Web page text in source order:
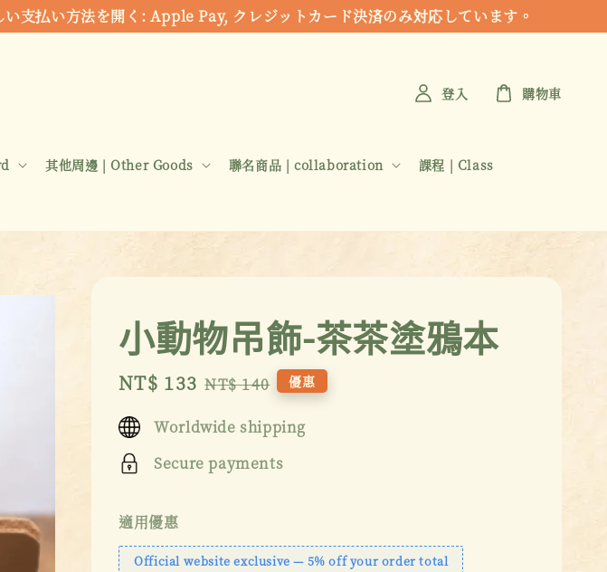
い方法を開く: Apple Pay, クレジットカード決済のみ対応しています。
其他周邊 | Other Goods 聯名商品 | collaboration 課程 | Class
登入 購物車
小動物吊飾-茶茶塗鴉本
Sale
price
NT$ 133 Regular
NT$ 140 優惠
Worldwide shipping
Secure payments
適用優惠
Official website exclusive — 5% off your order total